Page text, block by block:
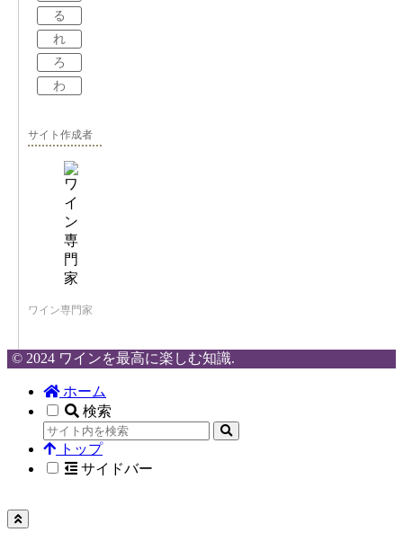
る
れ
ろ
わ
サイト作成者
ワイン専門家
© 2024 ワインを最高に楽しむ知識.
ホーム
検索
トップ
サイドバー